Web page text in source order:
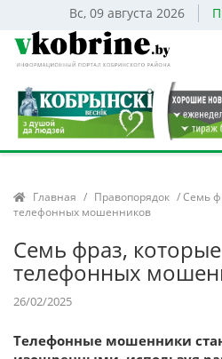
Вс, 09 августа 2026
Главная / Правопорядок / Семь
телефонных мошенников
Семь фраз,
телефонных
26/02/2025
Телефонные мошенники